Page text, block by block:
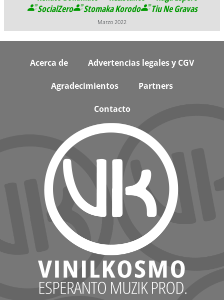
SocialZero
Stomaka Korodo Tiu Ne Gravas
Marzo 2022
FooterAcerca de Advertencias legales y CGV
Agradecimientos Partners
Contacto